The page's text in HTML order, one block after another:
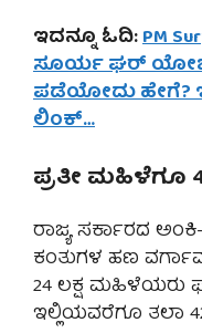
ಇದನ್ನೂ ಓದಿ:PM
ಸೂರ್ಯ ಘರ್
ಪಡೆಯೋದು ಹೇಗೆ?
ಲಿಂಕ್…
ಪ್ರತೀ ಮಹಿಳೆಗೂ
ರಾಜ್ಯ ಸರ್ಕಾರದ
ಕಂತುಗಳ ಹಣ
24 ಲಕ್ಷ ಮಹಿಳೆಯರು
ಇಲ್ಲಿಯವರೆಗೂ ತಲಾ